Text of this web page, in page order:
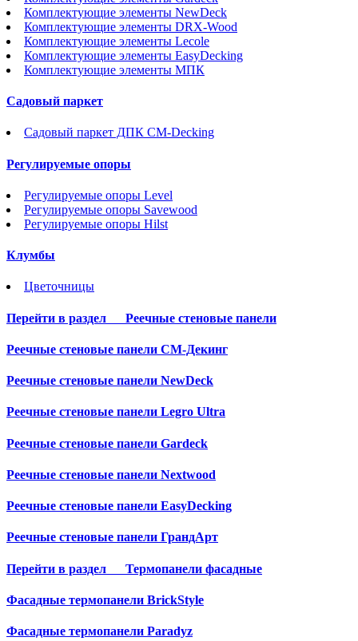
Комплектующие элементы NewDeck
Комплектующие элементы DRX-Wood
Комплектующие элементы Lecole
Комплектующие элементы EasyDecking
Комплектующие элементы МПК
Садовый паркет
Садовый паркет ДПК CM-Decking
Регулируемые опоры
Регулируемые опоры Level
Регулируемые опоры Savewood
Регулируемые опоры Hilst
Клумбы
Цветочницы
Перейти в раздел Реечные стеновые панели
Реечные стеновые панели СМ-Декинг
Реечные стеновые панели NewDeck
Реечные стеновые панели Legro Ultra
Реечные стеновые панели Gardeck
Реечные стеновые панели Nextwood
Реечные стеновые панели EasyDecking
Реечные стеновые панели ГрандАрт
Перейти в раздел Термопанели фасадные
Фасадные термопанели BrickStyle
Фасадные термопанели Paradyz